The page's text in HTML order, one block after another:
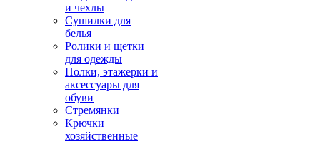
и чехлы
Сушилки для
белья
Ролики и щетки
для одежды
Полки, этажерки и
аксессуары для
обуви
Стремянки
Крючки
хозяйственные